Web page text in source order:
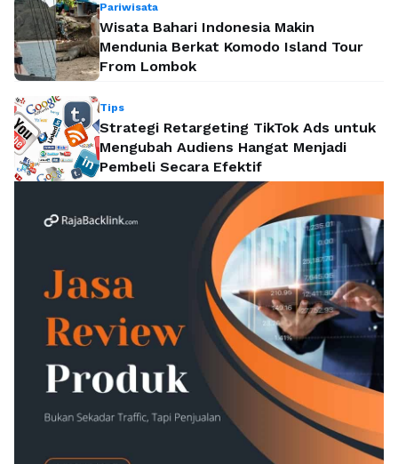
Pariwisata
Wisata Bahari Indonesia Makin
Mendunia Berkat Komodo Island Tour
From Lombok
Tips
Strategi Retargeting TikTok Ads untuk
Mengubah Audiens Hangat Menjadi
Pembeli Secara Efektif